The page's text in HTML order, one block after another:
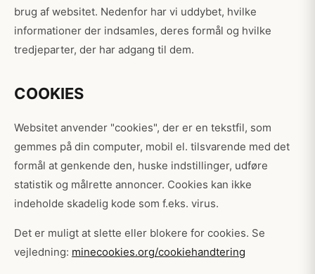
brug af websitet. Nedenfor har vi uddybet, hvilke
informationer der indsamles, deres formål og hvilke
tredjeparter, der har adgang til dem.
COOKIES
Websitet anvender "cookies", der er en tekstfil, som
gemmes på din computer, mobil el. tilsvarende med det
formål at genkende den, huske indstillinger, udføre
statistik og målrette annoncer. Cookies kan ikke
indeholde skadelig kode som f.eks. virus.
Det er muligt at slette eller blokere for cookies. Se
vejledning: minecookies.org/cookiehandtering